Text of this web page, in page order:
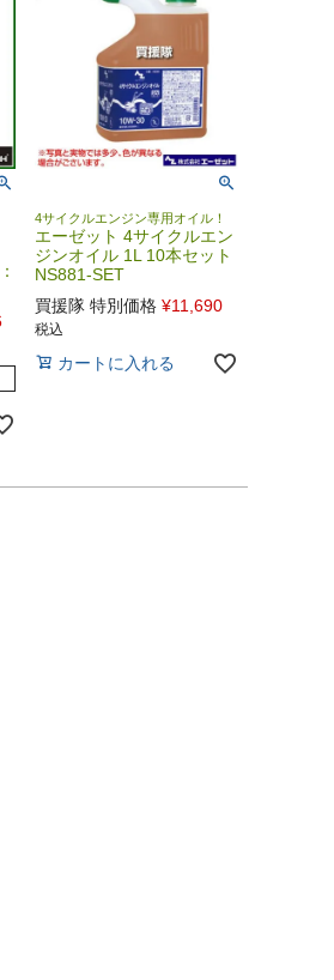
4サイクルエンジン専用オイル！
エーゼット 4サイクルエン
ジンオイル 1L 10本セット
NS881-SET
買援隊 特別価格 ¥11,690
税込
カートに入れる